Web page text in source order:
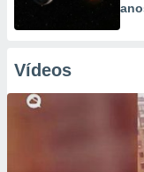
Vídeos